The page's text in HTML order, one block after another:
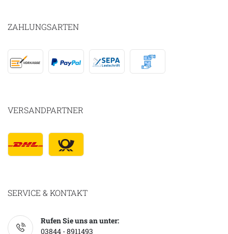
ZAHLUNGSARTEN
VERSANDPARTNER
SERVICE & KONTAKT
Rufen Sie uns an unter:
03844 - 8911493